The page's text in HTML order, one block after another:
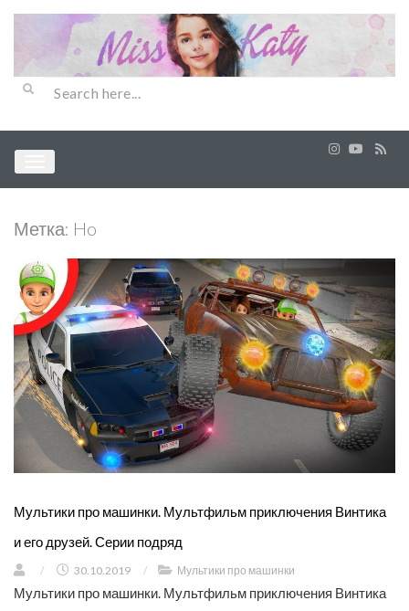
Метка: Ho
Мультики про машинки. Мультфильм приключения Винтика
и его друзей. Серии подряд
/ 30.10.2019 / Мультики про машинки
Мультики про машинки. Мультфильм приключения Винтика